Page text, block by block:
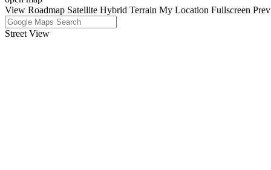
View Roadmap Satellite Hybrid Terrain My Location Fullscreen Prev
Street View